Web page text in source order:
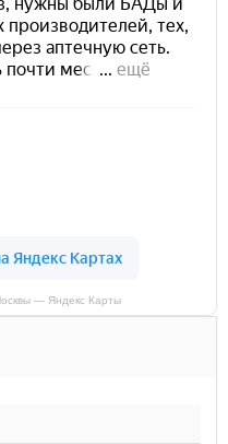
— Яндекс Карты